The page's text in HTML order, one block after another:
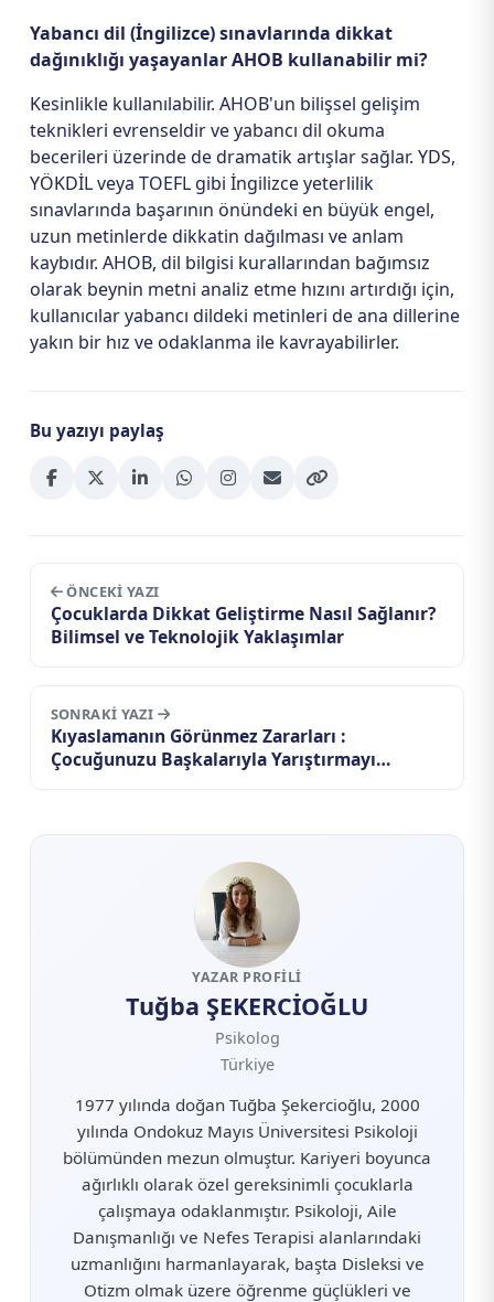
Yabancı dil (İngilizce) sınavlarında dikkat
dağınıklığı yaşayanlar AHOB kullanabilir mi?
Kesinlikle kullanılabilir. AHOB'un bilişsel gelişim
teknikleri evrenseldir ve yabancı dil okuma
becerileri üzerinde de dramatik artışlar sağlar. YDS,
YÖKDİL veya TOEFL gibi İngilizce yeterlilik
sınavlarında başarının önündeki en büyük engel,
uzun metinlerde dikkatin dağılması ve anlam
kaybıdır. AHOB, dil bilgisi kurallarından bağımsız
olarak beynin metni analiz etme hızını artırdığı için,
kullanıcılar yabancı dildeki metinleri de ana dillerine
yakın bir hız ve odaklanma ile kavrayabilirler.
Bu yazıyı paylaş
ÖNCEKI YAZI
Çocuklarda Dikkat Geliştirme Nasıl Sağlanır?
Bilimsel ve Teknolojik Yaklaşımlar
SONRAKI YAZI
Kıyaslamanın Görünmez Zararları :
Çocuğunuzu Başkalarıyla Yarıştırmayı
YAZAR PROFILI
Tuğba ŞEKERCİOĞLU
Psikolog
Türkiye
1977 yılında doğan Tuğba Şekercioğlu, 2000
yılında Ondokuz Mayıs Üniversitesi Psikoloji
bölümünden mezun olmuştur. Kariyeri boyunca
ağırlıklı olarak özel gereksinimli çocuklarla
çalışmaya odaklanmıştır. Psikoloji, Aile
Danışmanlığı ve Nefes Terapisi alanlarındaki
uzmanlığını harmanlayarak, başta Disleksi ve
Otizm olmak üzere öğrenme güçlükleri ve